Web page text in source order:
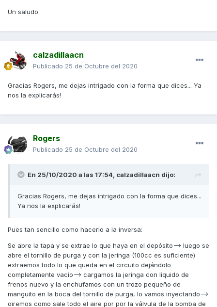
Un saludo
calzadillaacn
Publicado 25 de Octubre del 2020
Gracias Rogers, me dejas intrigado con la forma que dices... Ya
nos la explicarás!
Rogers
Publicado 25 de Octubre del 2020
En 25/10/2020 a las 17:54, calzadillaacn dijo:
Gracias Rogers, me dejas intrigado con la forma que dices...
Ya nos la explicarás!
Pues tan sencillo como hacerlo a la inversa:
Se abre la tapa y se extrae lo que haya en el depósito--> luego se
abre el tornillo de purga y con la jeringa (100cc es suficiente)
extraemos todo lo que queda en el circuito dejándolo
completamente vacío--> cargamos la jeringa con líquido de
frenos nuevo y la enchufamos con un trozo pequeño de
manguito en la boca del tornillo de purga, lo vamos inyectando-->
oiremos como sale todo el aire por por la válvula de la bomba de